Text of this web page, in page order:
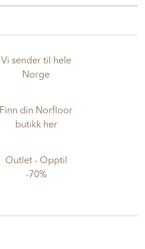
Vi sender til hele
Norge
Finn din Norfloor
butikk her
Outlet - Opptil
-70%